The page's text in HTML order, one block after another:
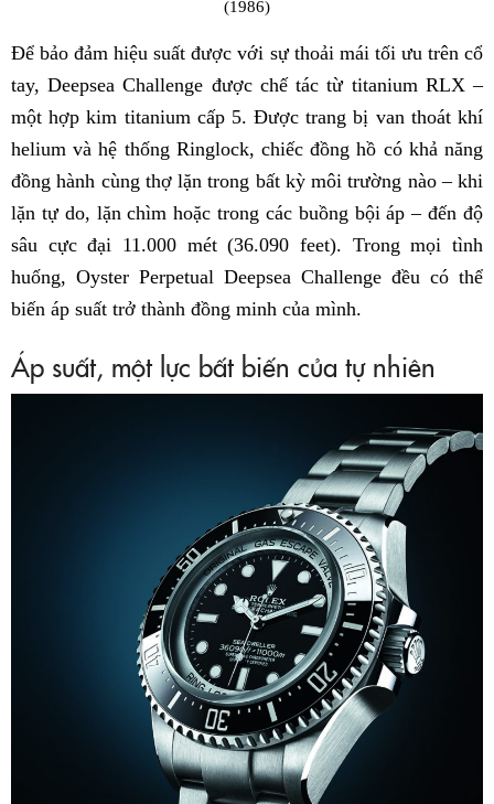
(1986)
Để bảo đảm hiệu suất được với sự thoải mái tối ưu trên cổ
tay, Deepsea Challenge được chế tác từ titanium RLX –
một hợp kim titanium cấp 5. Được trang bị van thoát khí
helium và hệ thống Ringlock, chiếc đồng hồ có khả năng
đồng hành cùng thợ lặn trong bất kỳ môi trường nào – khi
lặn tự do, lặn chìm hoặc trong các buồng bội áp – đến độ
sâu cực đại 11.000 mét (36.090 feet). Trong mọi tình
huống, Oyster Perpetual Deepsea Challenge đều có thể
biến áp suất trở thành đồng minh của mình.
Áp suất, một lực bất biến của tự nhiên